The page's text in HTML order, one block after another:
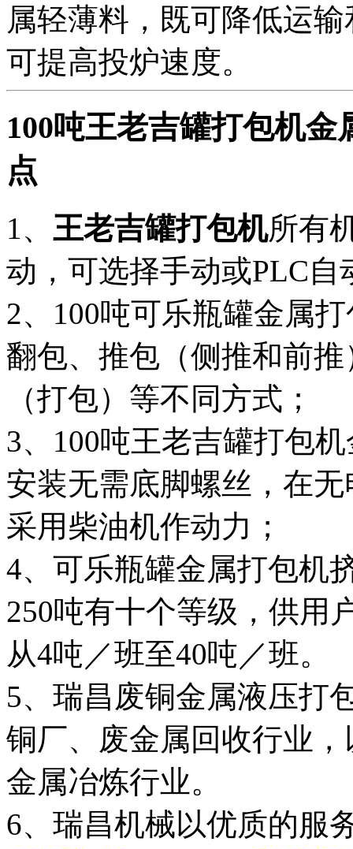
属轻薄料，既可降低运
可提高投炉速度。
100吨王老吉罐打包机金
点
1、 王老吉罐打包机所有
动，可选择手动或PLC自
2、100吨可乐瓶罐金属
翻包、推包（侧推和前
（打包）等不同方式；
3、100吨王老吉罐打包
安装无需底脚螺丝，在
采用柴油机作动力；
4、可乐瓶罐金属打包机
250吨有十个等级，供用
从4吨／班至40吨／班。
5、瑞昌废铜金属液压打
铜厂、废金属回收行业
金属冶炼行业。
6、瑞昌机械以优质的服